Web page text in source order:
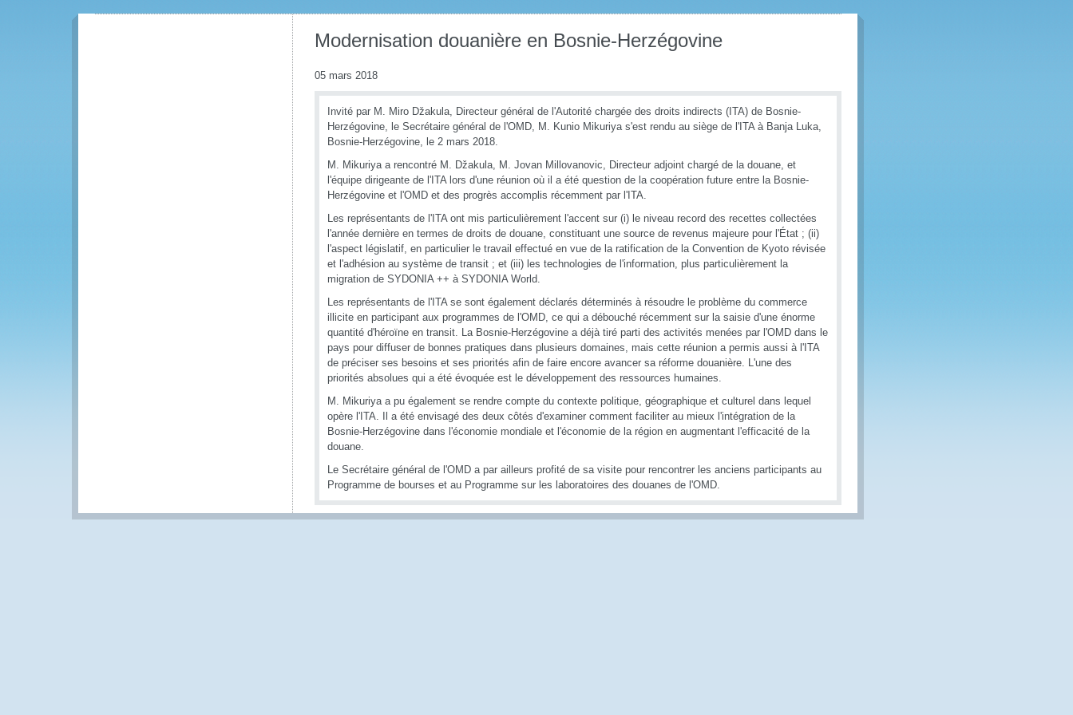
Modernisation douanière en Bosnie-Herzégovine
05 mars 2018
Invité par M. Miro Džakula, Directeur général de l'Autorité chargée des droits indirects (ITA) de Bosnie-
Herzégovine, le Secrétaire général de l'OMD, M. Kunio Mikuriya s'est rendu au siège de l'ITA à Banja Luka,
Bosnie-Herzégovine, le 2 mars 2018.
M. Mikuriya a rencontré M. Džakula, M. Jovan Millovanovic, Directeur adjoint chargé de la douane, et
l'équipe dirigeante de l'ITA lors d'une réunion où il a été question de la coopération future entre la Bosnie-
Herzégovine et l'OMD et des progrès accomplis récemment par l'ITA.
Les représentants de l'ITA ont mis particulièrement l'accent sur (i) le niveau record des recettes collectées
l'année dernière en termes de droits de douane, constituant une source de revenus majeure pour l'État ; (ii)
l'aspect législatif, en particulier le travail effectué en vue de la ratification de la Convention de Kyoto révisée
et l'adhésion au système de transit ; et (iii) les technologies de l'information, plus particulièrement la
migration de SYDONIA ++ à SYDONIA World.
Les représentants de l'ITA se sont également déclarés déterminés à résoudre le problème du commerce
illicite en participant aux programmes de l'OMD, ce qui a débouché récemment sur la saisie d'une énorme
quantité d'héroïne en transit. La Bosnie-Herzégovine a déjà tiré parti des activités menées par l'OMD dans le
pays pour diffuser de bonnes pratiques dans plusieurs domaines, mais cette réunion a permis aussi à l'ITA
de préciser ses besoins et ses priorités afin de faire encore avancer sa réforme douanière. L'une des
priorités absolues qui a été évoquée est le développement des ressources humaines.
M. Mikuriya a pu également se rendre compte du contexte politique, géographique et culturel dans lequel
opère l'ITA. Il a été envisagé des deux côtés d'examiner comment faciliter au mieux l'intégration de la
Bosnie-Herzégovine dans l'économie mondiale et l'économie de la région en augmentant l'efficacité de la
douane.
Le Secrétaire général de l'OMD a par ailleurs profité de sa visite pour rencontrer les anciens participants au
Programme de bourses et au Programme sur les laboratoires des douanes de l'OMD.